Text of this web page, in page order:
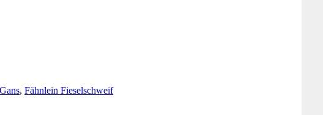
, Fähnlein Fieselschweif